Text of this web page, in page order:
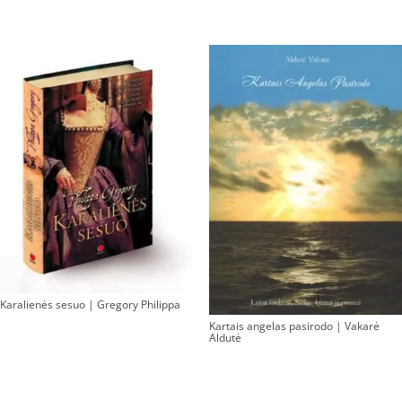
Karalienės sesuo | Gregory Philippa
Kartais angelas pasirodo | Vakarė
Aldutė